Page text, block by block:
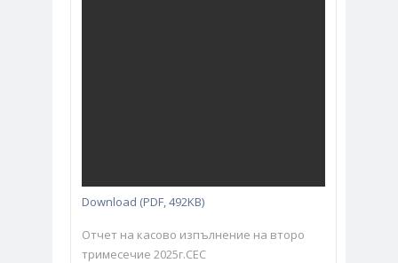
Download (PDF, 492KB)
Отчет на касово изпълнение на второ
тримесечие 2025г.СЕС